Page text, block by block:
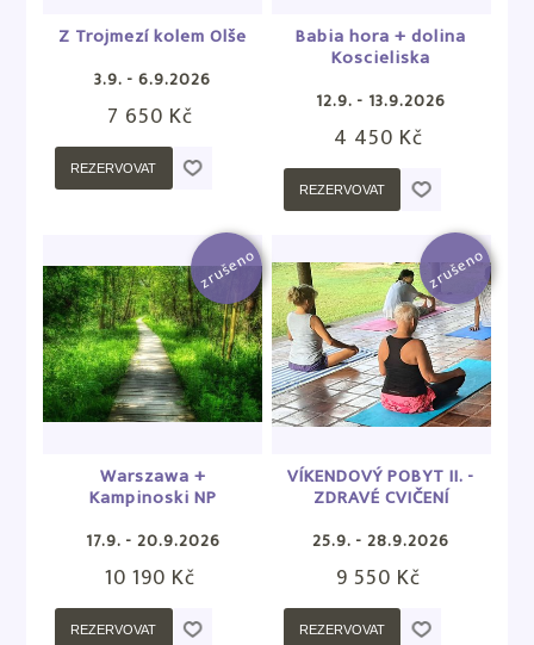
Z Trojmezí kolem Olše
3.9. - 6.9.2026
7 650 Kč
REZERVOVAT
Babia hora + dolina
Koscieliska
12.9. - 13.9.2026
4 450 Kč
REZERVOVAT
zrušeno
Warszawa +
Kampinoski NP
17.9. - 20.9.2026
10 190 Kč
REZERVOVAT
zrušeno
VÍKENDOVÝ POBYT II. -
ZDRAVÉ CVIČENÍ
25.9. - 28.9.2026
9 550 Kč
REZERVOVAT